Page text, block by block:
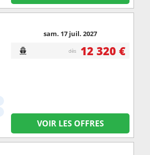
sam. 17 juil. 2027
dès 12 320 €
VOIR LES OFFRES